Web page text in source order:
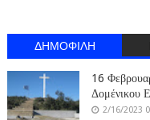
ΔΗΜΟΦΙΛΗ
16
Δομένικου
2/16/2023